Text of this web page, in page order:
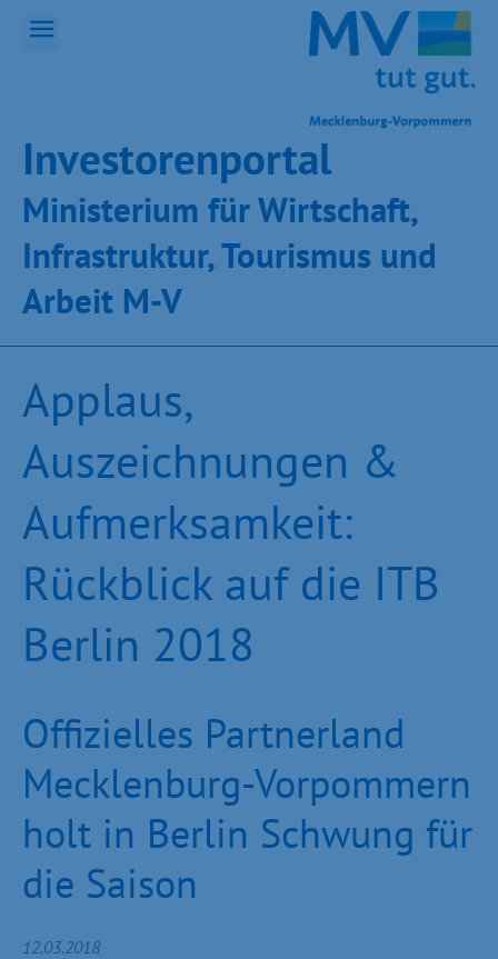
Inves­toren­por­tal
Ministeri­um für Wirt­schaft,
Infra­struk­tur, Tou­ris­mus und
Ar­beit M-V
Applaus,
Auszeichnungen &
Aufmerksamkeit:
Rückblick auf die ITB
Berlin 2018
Offizielles Partnerland
Mecklenburg-Vorpommern
holt in Berlin Schwung für
die Saison
12.03.2018